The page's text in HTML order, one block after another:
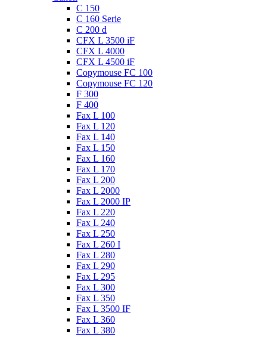
C 150
C 160 Serie
C 200 d
CFX L 3500 iF
CFX L 4000
CFX L 4500 iF
Copymouse FC 100
Copymouse FC 120
F 300
F 400
Fax L 100
Fax L 120
Fax L 140
Fax L 150
Fax L 160
Fax L 170
Fax L 200
Fax L 2000
Fax L 2000 IP
Fax L 220
Fax L 240
Fax L 250
Fax L 260 I
Fax L 280
Fax L 290
Fax L 295
Fax L 300
Fax L 350
Fax L 3500 IF
Fax L 360
Fax L 380